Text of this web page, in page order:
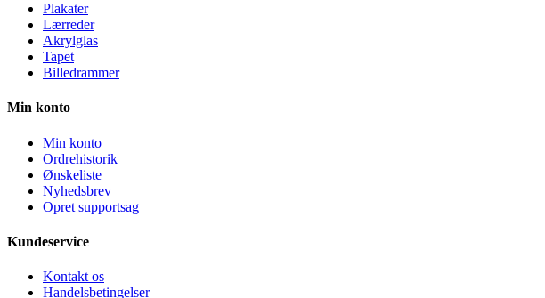
Plakater
Lærreder
Akrylglas
Tapet
Billedrammer
Min konto
Min konto
Ordrehistorik
Ønskeliste
Nyhedsbrev
Opret supportsag
Kundeservice
Kontakt os
Handelsbetingelser